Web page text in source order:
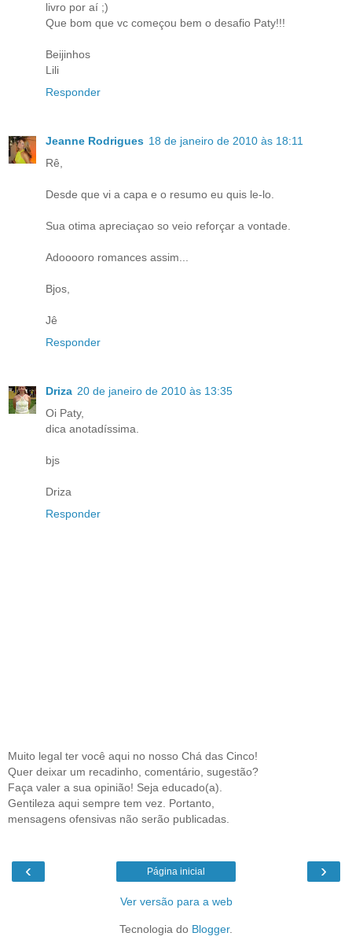
livro por aí ;)
Que bom que vc começou bem o desafio Paty!!!
Beijinhos
Lili
Responder
Jeanne Rodrigues 18 de janeiro de 2010 às 18:11
Rê,
Desde que vi a capa e o resumo eu quis le-lo.
Sua otima apreciaçao so veio reforçar a vontade.
Adooooro romances assim...
Bjos,
Jê
Responder
Driza 20 de janeiro de 2010 às 13:35
Oi Paty,
dica anotadíssima.
bjs
Driza
Responder
Muito legal ter você aqui no nosso Chá das Cinco!
Quer deixar um recadinho, comentário, sugestão?
Faça valer a sua opinião! Seja educado(a).
Gentileza aqui sempre tem vez. Portanto,
mensagens ofensivas não serão publicadas.
‹ ›
Página inicial
Ver versão para a web
Tecnologia do Blogger.